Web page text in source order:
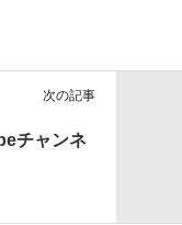
次の記事
チャンネ